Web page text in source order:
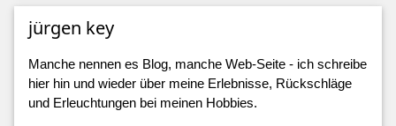
jürgen key
Manche nennen es Blog, manche Web-Seite - ich schreibe
hier hin und wieder über meine Erlebnisse, Rückschläge
und Erleuchtungen bei meinen Hobbies.